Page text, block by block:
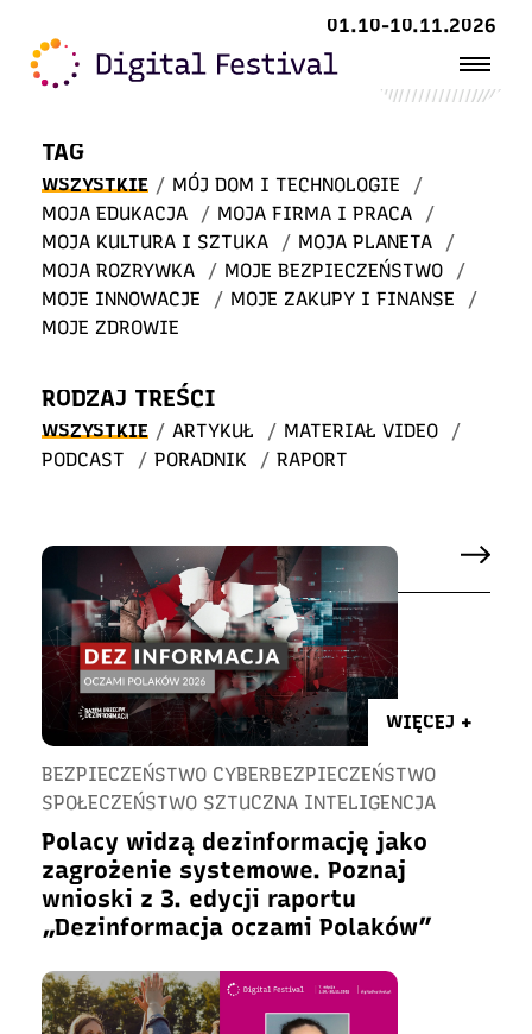
01.10-10.11.2026
w STREFIE WIEDZY
TAG
WSZYSTKIE / MÓJ DOM I TECHNOLOGIE
/
MOJA EDUKACJA
/ MOJA FIRMA I PRACA
/
MOJA KULTURA I SZTUKA
/ MOJA PLANETA
/
MOJA ROZRYWKA
/ MOJE BEZPIECZEŃSTWO
/
MOJE INNOWACJE
/ MOJE ZAKUPY I FINANSE
/
MOJE ZDROWIE
RODZAJ TREŚCI
WSZYSTKIE / ARTYKUŁ / MATERIAŁ VIDEO
/
PODCAST
/ PORADNIK / RAPORT
WIĘCEJ +
BEZPIECZEŃSTWO CYBERBEZPIECZEŃSTWO
SPOŁECZEŃSTWO SZTUCZNA INTELIGENCJA
Polacy widzą dezinformację jako
zagrożenie systemowe. Poznaj
wnioski z 3. edycji raportu
„Dezinformacja oczami Polaków”